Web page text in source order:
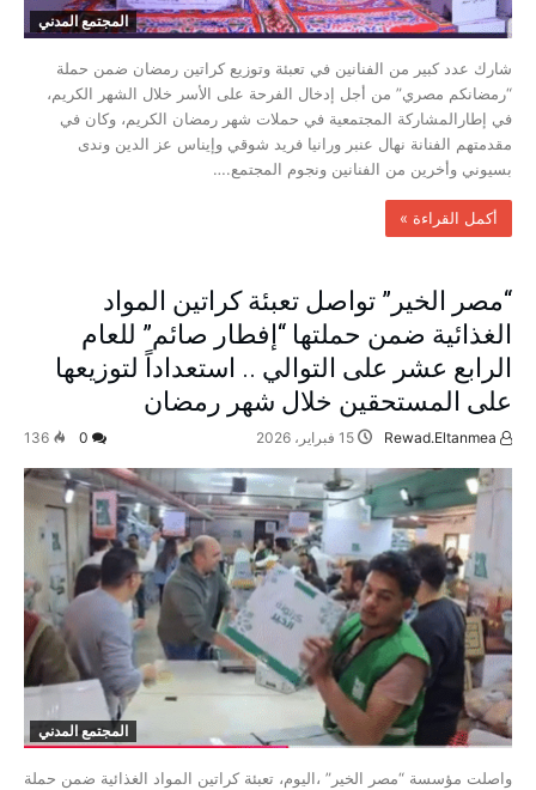
المجتمع المدني
شارك عدد كبير من الفنانين في تعبئة وتوزيع كراتين رمضان ضمن حملة
“رمضانكم مصري” من أجل إدخال الفرحة على الأسر خلال الشهر الكريم،
في إطارالمشاركة المجتمعية في حملات شهر رمضان الكريم، وكان في
مقدمتهم الفنانة نهال عنبر ورانيا فريد شوقي وإيناس عز الدين وندى
بسيوني وأخرين من الفنانين ونجوم المجتمع.…
‫أكمل القراءة »‬
“مصر الخير” تواصل تعبئة كراتين المواد
الغذائية ضمن حملتها “إفطار صائم” للعام
الرابع عشر على التوالي .. استعداداً لتوزيعها
على المستحقين خلال شهر رمضان
15 فبراير، 2026 136
المجتمع المدني
واصلت مؤسسة “مصر الخير” ،اليوم، تعبئة كراتين المواد الغذائية ضمن حملة